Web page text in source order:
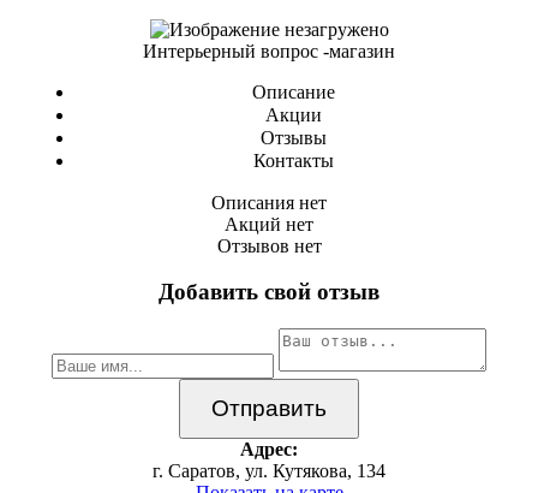
Интерьерный вопрос -магазин
Описание
Акции
Отзывы
Контакты
Описания нет
Акций нет
Отзывов нет
Добавить свой отзыв
Адрес:
г. Саратов, ул. Кутякова, 134